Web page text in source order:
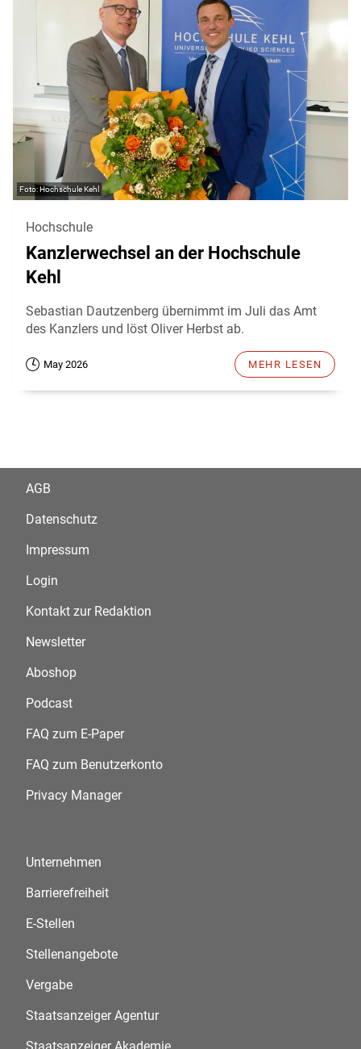
Hochschule Kehl
Hochschule
Kanzlerwechsel an der Hochschule
Kehl
Sebastian Dautzenberg übernimmt im Juli das Amt
des Kanzlers und löst Oliver Herbst ab.
May 2026 MEHR LESEN
AGB
Datenschutz
Impressum
Login
Kontakt zur Redaktion
Newsletter
Aboshop
Podcast
FAQ zum E-Paper
FAQ zum Benutzerkonto
Privacy Manager
Unternehmen
Barrierefreiheit
E-Stellen
Stellenangebote
Vergabe
Staatsanzeiger Agentur